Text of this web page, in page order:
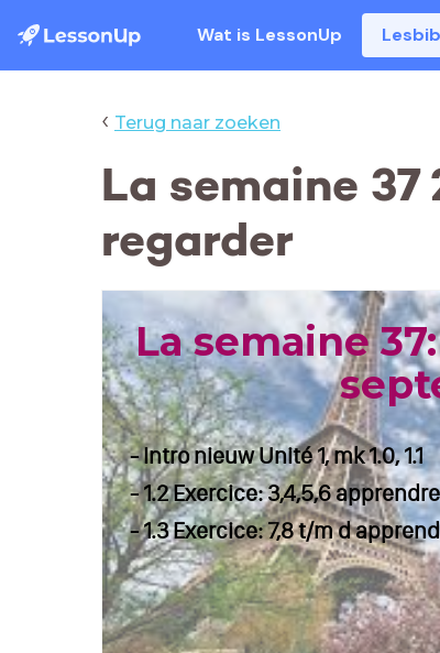
Wat is LessonUp
‹ Terug naar zoeken
La semaine
regarder
La semaine
- Intro nieuw Unité 1, mk 1.0, 1.1
- 1.2 Exercice: 3,4,5,6
- 1.3 Exercice: 7,8 t/m d